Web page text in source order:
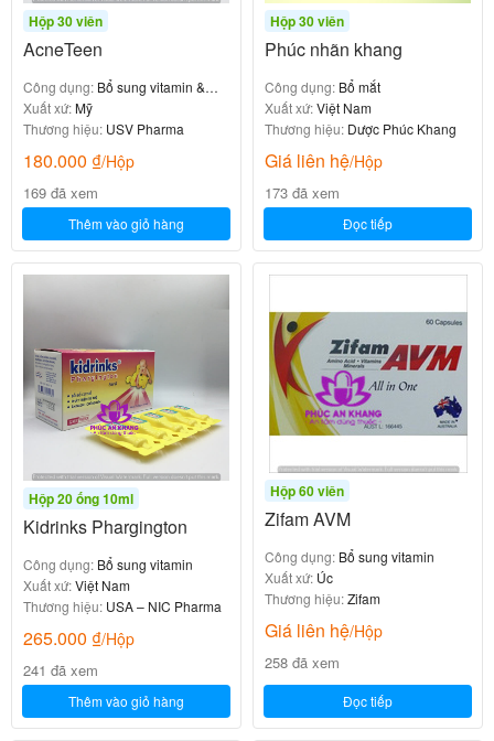
Hộp 30 viên
AcneTeen
Công dụng: Bổ sung vitamin &
khoáng chất
Xuất xứ:Mỹ
Thương hiệu: USV Pharma
180.000 ₫/Hộp
169 đã xem
Thêm vào giỏ hàng
Hộp 30 viên
Phúc nhãn khang
Công dụng: Bổ mắt
Xuất xứ:Việt Nam
Thương hiệu: Dược Phúc Khang
Giá liên hệ/Hộp
173 đã xem
Đọc tiếp
Hộp 20 ống 10ml
Kidrinks Phargington
Công dụng: Bổ sung vitamin
Xuất xứ:Việt Nam
Thương hiệu: USA – NIC Pharma
265.000 ₫/Hộp
241 đã xem
Thêm vào giỏ hàng
Hộp 60 viên
Zifam AVM
Công dụng: Bổ sung vitamin
Xuất xứ: Úc
Thương hiệu:Zifam
Giá liên hệ/Hộp
258 đã xem
Đọc tiếp